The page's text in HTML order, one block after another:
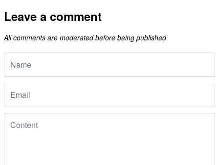
Leave a comment
All comments are moderated before being published